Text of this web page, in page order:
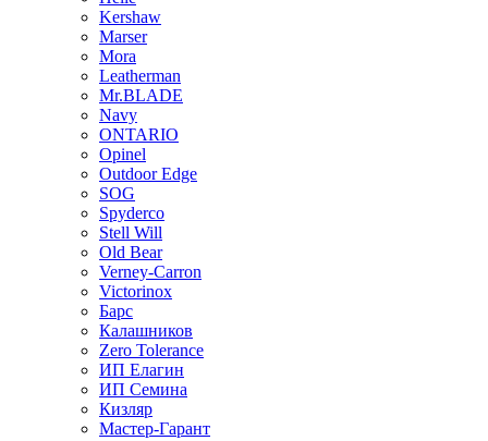
Kershaw
Marser
Mora
Leatherman
Mr.BLADE
Navy
ONTARIO
Opinel
Outdoor Edge
SOG
Spyderco
Stell Will
Old Bear
Verney-Carron
Victorinox
Барс
Калашников
Zero Tolerance
ИП Елагин
ИП Семина
Кизляр
Мастер-Гарант